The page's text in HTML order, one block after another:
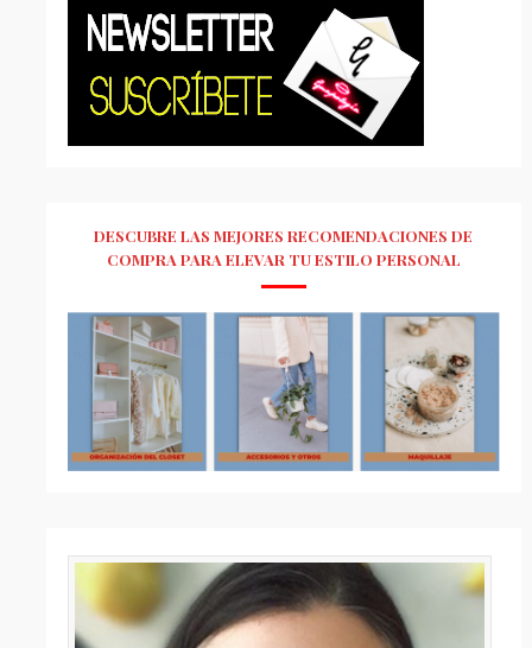
DESCUBRE LAS MEJORES RECOMENDACIONES DE
COMPRA PARA ELEVAR TU ESTILO PERSONAL